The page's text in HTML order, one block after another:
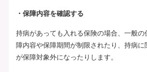
・保障内容を確認する
持病があっても入れる保険の場合、一般の
障内容や保障期間が制限されたり、持病に
が保障対象外になったりします。